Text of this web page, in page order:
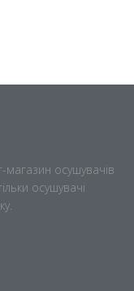
магазин осушувачів
осушувачі